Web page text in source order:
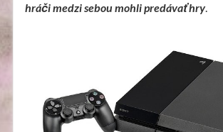
hráči medzi sebou mohli predávať hry.